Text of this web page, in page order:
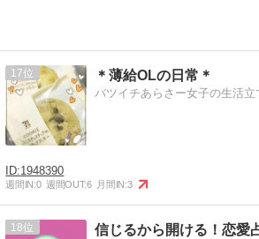
17 ＊薄給OLの日常＊
バツイチあらさー女子の生活立
1948390
週間IN:0 週間OUT:6 月間IN:3
18